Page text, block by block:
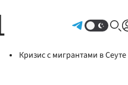
Кризис с мигрантами в Сеуте